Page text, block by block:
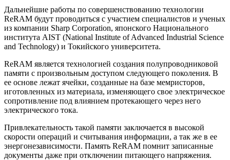
Дальнейшие работы по совершенствованию технологии
ReRAM будут проводиться с участием специалистов и ученых
из компании Sharp Corporation, японского Национального
института AIST (National Institute of Advanced Industrial Science
and Technology) и Токийского университета.
ReRAM является технологией создания полупроводниковой
памяти с произвольным доступом следующего поколения. В
ее основе лежат ячейки, созданные на базе мемристоров,
иготовленных из материала, изменяющего свое электрическое
сопротивление под влиянием протекающего через него
электрического тока.
Привлекательность такой памяти заключается в высокой
скорости операций и считывания информации, а так же в ее
энергонезависимости. Память ReRAM помнит записанные
документы даже при отключении питающего напряжения.